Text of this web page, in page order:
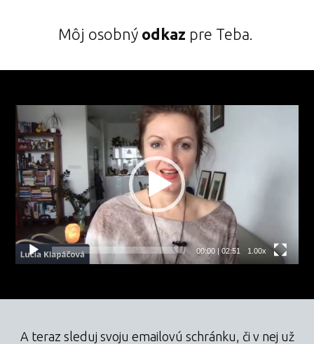
Môj osobný odkaz pre Teba.
Video
prehrávač
00:00|02:51 1.00x
A teraz sleduj svoju emailovú schránku, či v nej už